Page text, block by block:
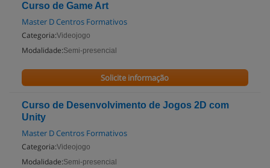
Curso de Game Art
Master D Centros Formativos
Categoria:Videojogo
Modalidade:Semi-presencial
Solicite informação
Curso de Desenvolvimento de Jogos 2D com
Unity
Master D Centros Formativos
Categoria:Videojogo
Modalidade:Semi-presencial